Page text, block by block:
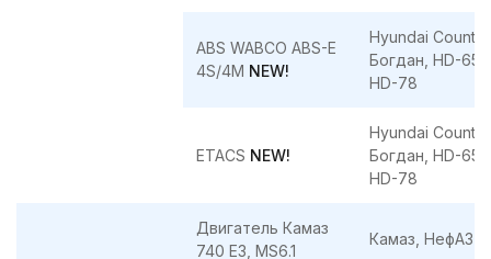
ABS WABCO ABS-E
4S/4M NEW!
Hyundai County,
Богдан, HD-65,
HD-78
ETACS NEW!
Hyundai County,
Богдан, HD-65,
HD-78
Двигатель Камаз
740 Е3, MS6.1
Камаз, НефАЗ